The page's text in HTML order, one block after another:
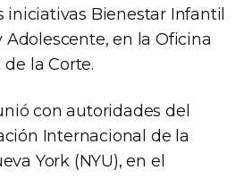
iniciativas Bienestar Infantil
en la Oficina
la Corte.
con autoridades del
Internacional de la
York (NYU), en el